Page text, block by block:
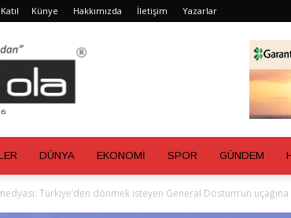
Künye Hakkımızda İletişim Yazarlar
DÜNYA EKONOMİ SPOR GÜNDEM
Türkiye’den dönmek isteyen General Dostum’un